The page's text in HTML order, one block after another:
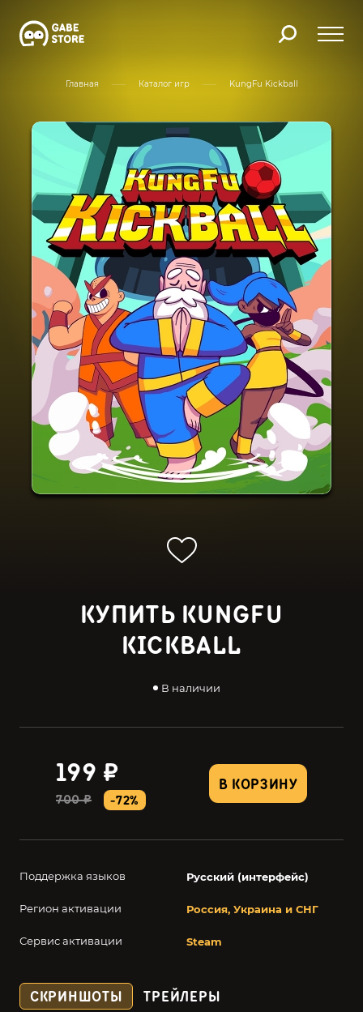
Главная Каталог игр KungFu Kickball
КУПИТЬ KUNGFU
KICKBALL
В наличии
В КОРЗИНУ
199 ₽
700 ₽ -72%
Поддержка языков Русский (интерфейс)
Регион активации Россия, Украина и СНГ
Сервис активации Steam
СКРИНШОТЫ ТРЕЙЛЕРЫ